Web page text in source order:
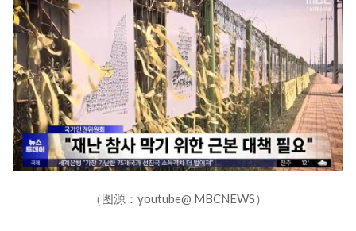
（图源：youtube@ MBCNEWS）